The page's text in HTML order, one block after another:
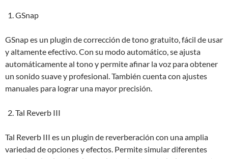
GSnap
GSnap es un plugin de corrección de tono gratuito, fácil de usar
y altamente efectivo. Con su modo automático, se ajusta
automáticamente al tono y permite afinar la voz para obtener
un sonido suave y profesional. También cuenta con ajustes
manuales para lograr una mayor precisión.
Tal Reverb III
Tal Reverb III es un plugin de reverberación con una amplia
variedad de opciones y efectos. Permite simular diferentes